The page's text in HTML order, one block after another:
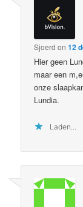
Sjoerd on12
Hier geen
maar een
onze
Lundia.
Laden...